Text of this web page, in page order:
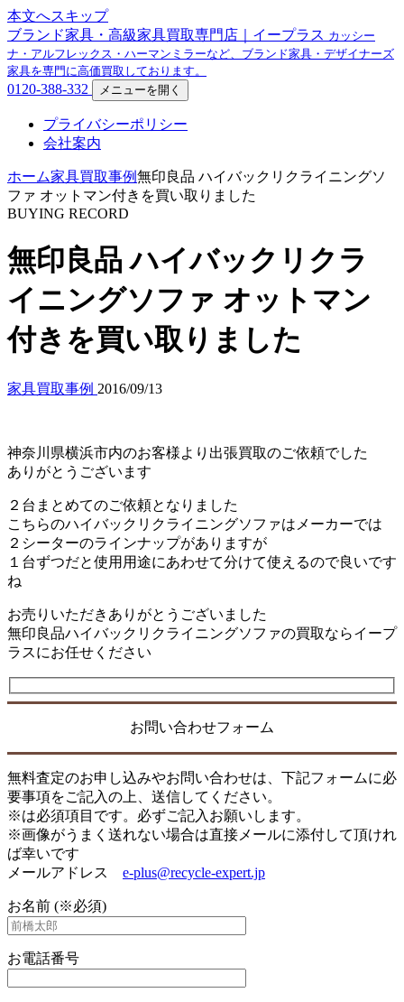
本文へスキップ
ブランド家具・高級家具買取専門店｜イープラス カッシー
ナ・アルフレックス・ハーマンミラーなど、ブランド家具・デザイナーズ
家具を専門に高価買取しております。
0120-388-332 メニューを開く
プライバシーポリシー
会社案内
ホーム家具買取事例無印良品 ハイバックリクライニングソ
ファ オットマン付きを買い取りました
BUYING RECORD
無印良品 ハイバックリクラ
イニングソファ オットマン
付きを買い取りました
家具買取事例 2016/09/13
神奈川県横浜市内のお客様より出張買取のご依頼でした
ありがとうございます
２台まとめてのご依頼となりました
こちらのハイバックリクライニングソファはメーカーでは
２シーターのラインナップがありますが
１台ずつだと使用用途にあわせて分けて使えるので良いです
ね
お売りいただきありがとうございました
無印良品ハイバックリクライニングソファの買取ならイープ
ラスにお任せください
お問い合わせフォーム
無料査定のお申し込みやお問い合わせは、下記フォームに必
要事項をご記入の上、送信してください。
※は必須項目です。必ずご記入お願いします。
※画像がうまく送れない場合は直接メールに添付して頂けれ
ば幸いです
メールアドレス e-plus@recycle-expert.jp
お名前 (※必須)
お電話番号